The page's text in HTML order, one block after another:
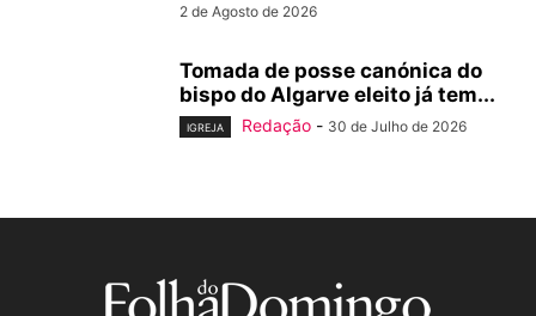
2 de Agosto de 2026
Tomada de posse canónica do
bispo do Algarve eleito já tem...
IGREJA Redação - 30 de Julho de 2026